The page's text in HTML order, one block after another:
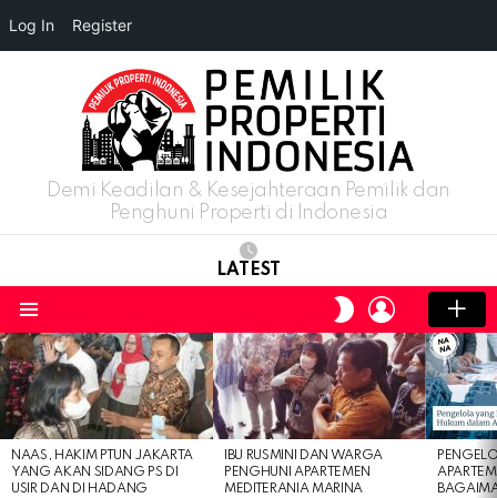
Demi Keadilan & Kesejahteraan Pemilik dan
Penghuni Properti di Indonesia
LATEST
SWITCH
SKIN
LOGIN
LATEST
STORIES
NAAS, HAKIM PTUN JAKARTA
YANG AKAN SIDANG PS DI
USIR DAN DI HADANG
IBU RUSMINI DAN WARGA
PENGHUNI APARTEMEN
MEDITERANIA MARINA
Log In Register